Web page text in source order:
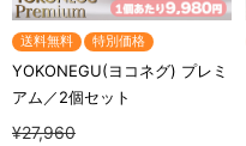
送料無料 特別価格
YOKONEGU(ヨコネグ) プレミ
アム／2個セット
¥27,960